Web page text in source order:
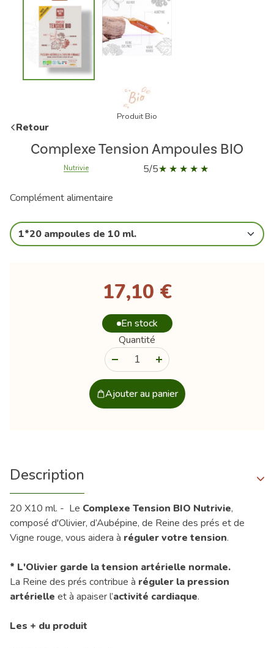
Produit Bio
Retour
Complexe Tension Ampoules BIO
Nutrivie 5/5
Complément alimentaire
1*20 ampoules de 10 ml.
17,10 €
En stock
Quantité
Ajouter au panier
Description
20 X10 ml. - Le Complexe Tension BIO Nutrivie,
composé d'Olivier, d’Aubépine, de Reine des prés et de
Vigne rouge, vous aidera à réguler votre tension.
* L'Olivier garde la tension artérielle normale.
La Reine des prés contribue à réguler la pression
artérielle et à apaiser l’activité cardiaque.
Les + du produit